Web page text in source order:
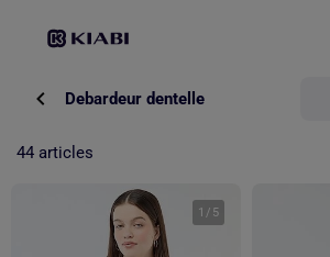
Debardeur dentelle
44 articles
1 / 5